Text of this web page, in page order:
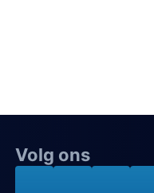
Volg ons